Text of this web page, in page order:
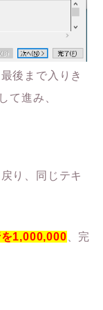
後まで入りき
て進み、
り、同じテキ
1,000,000 、完